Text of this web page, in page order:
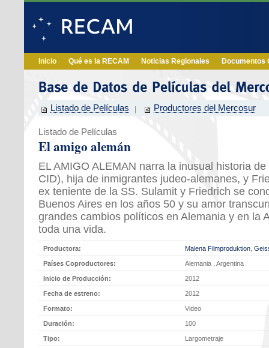
Inicio Qué es la RECAM Noticias Regionales Documentos
Listado de Películas Productores del Mercosur
Listado de Películas
El amigo alemán
EL AMIGO ALEMAN narra la inusual historia
CID), hija de inmigrantes judeo-alemanes, y
ex teniente de la SS. Sulamit y Friedrich se
Buenos Aires en los años 50 y su amor
grandes cambios políticos en Alemania y en la
toda una vida.
Productora: Malena Filmproduktion
Países Coproductores: Alemania , Argentina
Inicio de Producción: 2012
Fecha de estreno: 2012
Formato: Video
Duración: 100
Tipo: Largometraje